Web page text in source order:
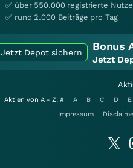
✅ über 550.000 registrierte
✅ rund 2.000 Beiträge pro Tag
Jetzt Depot sichern Bonus
Jetzt
Aktien von A - Z: # A B C D E
Impressum